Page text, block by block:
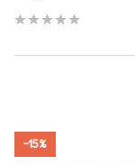
−15%